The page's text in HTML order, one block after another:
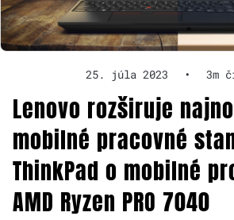
25. júla 2023 • 3m
Lenovo rozširuje
mobilné pracovné
ThinkPad o mobilné
AMD Ryzen PRO 7040